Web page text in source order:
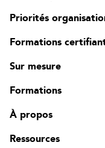
Priorités
Formations
Sur mesure
Formations
À propos
Ressources